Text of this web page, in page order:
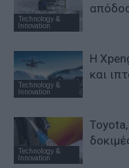
Technology &
Innovation
Technology &
Innovation
Η
και
Technology &
Innovation